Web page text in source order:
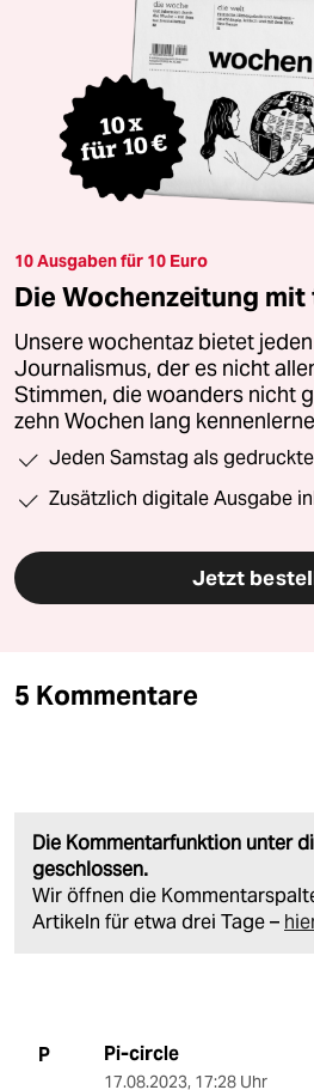
10 Ausgaben für 10 Euro
Die Wochenzeitung
Unsere wochentaz bietet
Journalismus, der es nicht
Stimmen, die woanders nicht
zehn Wochen lang
Jeden Samstag als
Zusätzlich digitale Ausgabe
Jetzt
5 Kommentare
Die Kommentarfunktion unter
geschlossen.
Wir öffnen die
Artikeln für etwa drei Tage –
P Pi-circle
17.08.2023, 17:28 Uhr